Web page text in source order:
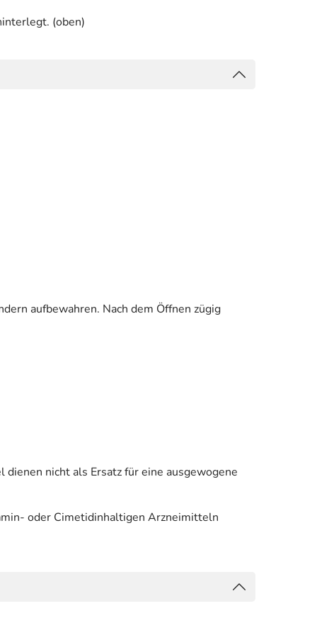
(oben)
aufbewahren. Nach dem Öffnen zügig
nicht als Ersatz für eine ausgewogene
oder Cimetidinhaltigen Arzneimitteln